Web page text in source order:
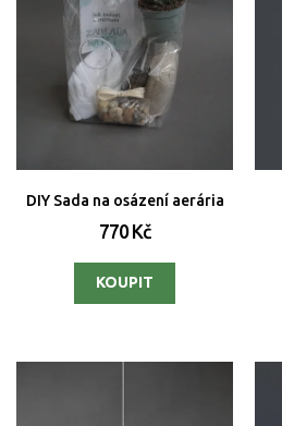
DIY Sada na osázení aerária
770 Kč